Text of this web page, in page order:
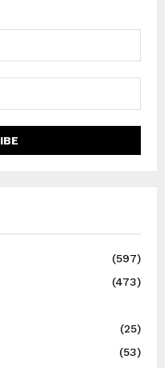
(597)
(473)
(25)
(53)